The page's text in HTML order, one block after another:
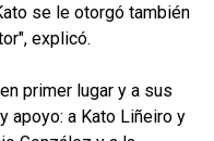
se le otorgó también
explicó.
primer lugar y a sus
apoyo: a Kato Liñeiro y